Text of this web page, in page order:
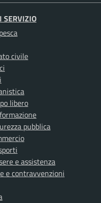
SERVIZIO
civile
libero
pubblica
e assistenza
e contravvenzioni